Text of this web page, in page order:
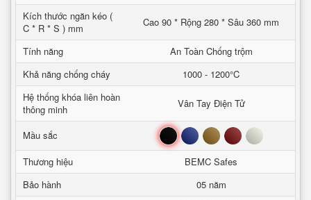
Kích thước ngăn kéo (
C * R * S ) mm
Cao 90 * Rộng 280 * Sâu 360 mm
Tính năng
An Toàn Chống trộm
Khả năng chống cháy
1000 - 1200°C
Hệ thống khóa liên hoàn
thông minh
Vân Tay Điện Tử
Mầu sắc Đen Xanh Nâu Đỏ Trắng
Thương hiệu
BEMC Safes
Bảo hành
05 năm